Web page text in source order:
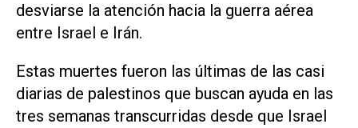
desviarse la atención hacia la guerra aérea
entre Israel e Irán.
Estas muertes fueron las últimas de las casi
diarias de palestinos que buscan ayuda en las
tres semanas transcurridas desde que Israel